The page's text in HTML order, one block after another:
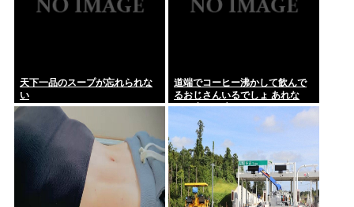
ブサイクすぎて仕事もできなくて消えたい
年上の女と交際や結婚した方が実は良いってことバレ始めてる
よな
この道23年の彫り師「タトゥー入れてる奴は全員バカです、
すごい民...
天下一品のスープが忘れられな
い
道端でコーヒー沸かして飲んで
るおじさんいるでしょ あれな
に？(´・ω・`)